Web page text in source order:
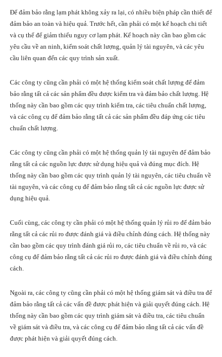
Để đảm bảo rằng lạm phát không xảy ra lại, có nhiều biện pháp cần thiết để
đảm bảo an toàn và hiệu quả. Trước hết, cần phải có một kế hoạch chi tiết
và cụ thể để giảm thiểu nguy cơ lạm phát. Kế hoạch này cần bao gồm các
yêu cầu về an ninh, kiểm soát chất lượng, quản lý tài nguyên, và các yêu
cầu liên quan đến các quy trình sản xuất.
Các công ty cũng cần phải có một hệ thống kiểm soát chất lượng để đảm
bảo rằng tất cả các sản phẩm đều được kiểm tra và đảm bảo chất lượng. Hệ
thống này cần bao gồm các quy trình kiểm tra, các tiêu chuẩn chất lượng,
và các công cụ để đảm bảo rằng tất cả các sản phẩm đều đáp ứng các tiêu
chuẩn chất lượng.
Các công ty cũng cần phải có một hệ thống quản lý tài nguyên để đảm bảo
rằng tất cả các nguồn lực được sử dụng hiệu quả và đúng mục đích. Hệ
thống này cần bao gồm các quy trình quản lý tài nguyên, các tiêu chuẩn về
tài nguyên, và các công cụ để đảm bảo rằng tất cả các nguồn lực được sử
dụng hiệu quả.
Cuối cùng, các công ty cần phải có một hệ thống quản lý rủi ro để đảm bảo
rằng tất cả các rủi ro được đánh giá và điều chỉnh đúng cách. Hệ thống này
cần bao gồm các quy trình đánh giá rủi ro, các tiêu chuẩn về rủi ro, và các
công cụ để đảm bảo rằng tất cả các rủi ro được đánh giá và điều chỉnh đúng
cách.
Ngoài ra, các công ty cũng cần phải có một hệ thống giám sát và điều tra để
đảm bảo rằng tất cả các vấn đề được phát hiện và giải quyết đúng cách. Hệ
thống này cần bao gồm các quy trình giám sát và điều tra, các tiêu chuẩn
về giám sát và điều tra, và các công cụ để đảm bảo rằng tất cả các vấn đề
được phát hiện và giải quyết đúng cách.